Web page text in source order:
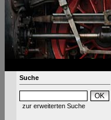
Suche
zur erweiterten Suche